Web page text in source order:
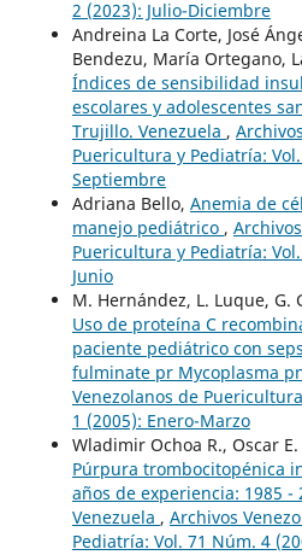
2 (2023): Julio-Diciembre
Andreina La Corte, José
Bendezu, María Ortegano,
Índices de sensibilidad
escolares y adolescentes
Trujillo. Venezuela ,
Puericultura y Pediatría:
Septiembre
Adriana Bello, Anemia de
manejo pediátrico ,
Puericultura y Pediatría:
Junio
M. Hernández, L. Luque, G.
Uso de proteína C
paciente pediátrico con
fulminate pr Mycoplasma
Venezolanos de
1 (2005): Enero-Marzo
Wladimir Ochoa R., Oscar
Púrpura trombocitopénica
años de experiencia: 1985 -
Venezuela , Archivos
Pediatría: Vol. 71 Núm. 4